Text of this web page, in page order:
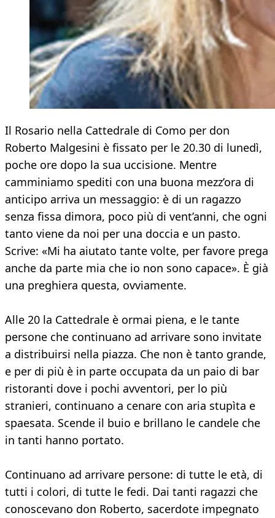
Il Rosario nella Cattedrale di Como per don
Roberto Malgesini è fissato per le 20.30 di lunedì,
poche ore dopo la sua uccisione. Mentre
camminiamo spediti con una buona mezz’ora di
anticipo arriva un messaggio: è di un ragazzo
senza fissa dimora, poco più di vent’anni, che ogni
tanto viene da noi per una doccia e un pasto.
Scrive: «Mi ha aiutato tante volte, per favore prega
anche da parte mia che io non sono capace». È già
una preghiera questa, ovviamente.
Alle 20 la Cattedrale è ormai piena, e le tante
persone che continuano ad arrivare sono invitate
a distribuirsi nella piazza. Che non è tanto grande,
e per di più è in parte occupata da un paio di bar
ristoranti dove i pochi avventori, per lo più
stranieri, continuano a cenare con aria stupìta e
spaesata. Scende il buio e brillano le candele che
in tanti hanno portato.
Continuano ad arrivare persone: di tutte le età, di
tutti i colori, di tutte le fedi. Dai tanti ragazzi che
conoscevano don Roberto, sacerdote impegnato